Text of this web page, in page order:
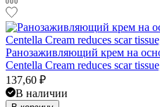
Ранозаживляющий крем на
Centella Cream reduces scar
137,60 ₽
В наличии